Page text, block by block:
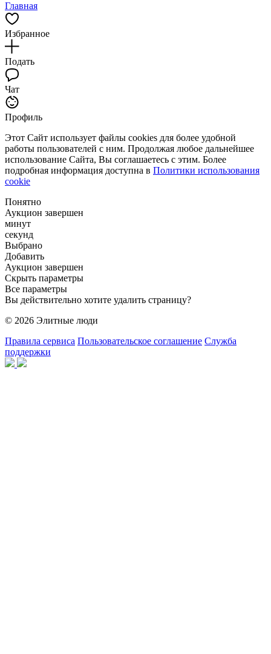
Главная
Избранное
Подать
Чат
Профиль
Этот Сайт использует файлы cookies для более удобной
работы пользователей с ним. Продолжая любое дальнейшее
использование Сайта, Вы соглашаетесь с этим. Более
подробная информация доступна в Политики использования
cookie
Понятно
Аукцион завершен
минут
секунд
Выбрано
Добавить
Аукцион завершен
Скрыть параметры
Все параметры
Вы действительно хотите удалить страницу?
© 2026 Элитные люди
Правила сервиса Пользовательское соглашение Служба
поддержки